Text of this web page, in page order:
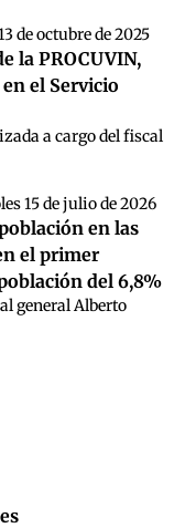
de octubre de 2025
la PROCUVIN,
el Servicio
a cargo del fiscal
15 de julio de 2026
en las
el primer
del 6,8%
general Alberto